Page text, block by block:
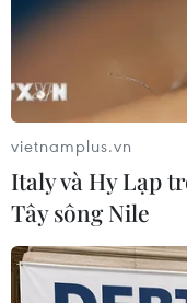
Hạn mặn ở
mùa khô 2016-
vietnamplus.vn
Italy và Hy Lạp
Tây sông Nile